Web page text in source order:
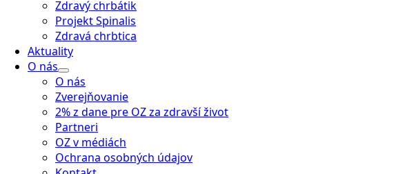
Zdravý chrbátik
Projekt Spinalis
Zdravá chrbtica
Aktuality
O nás
O nás
Zverejňovanie
2% z dane pre OZ za zdravší život
Partneri
OZ v médiách
Ochrana osobných údajov